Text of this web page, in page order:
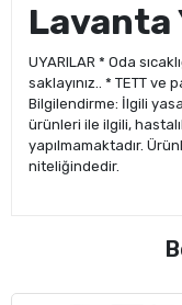
Lavanta
UYARILAR * Oda
saklayınız.. * TETT
Bilgilendirme: İlgili
ürünleri ile ilgili,
yapılmamaktadır.
niteliğindedir.